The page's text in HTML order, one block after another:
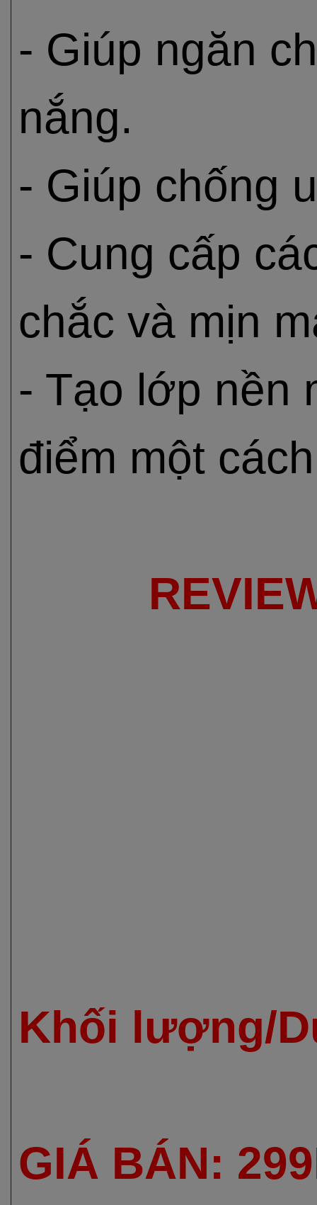
- Giúp ngăn
nắng.
- Giúp chống
- Cung cấp
chắc và mịn
- Tạo lớp nền
điểm một
Khối lượng/
GIÁ BÁN: